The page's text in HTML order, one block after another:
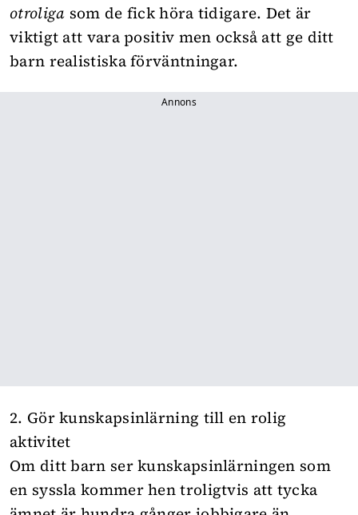
otroliga som de fick höra tidigare. Det är
viktigt att vara positiv men också att ge ditt
barn realistiska förväntningar.
Annons
2. Gör kunskapsinlärning till en rolig
aktivitet
Om ditt barn ser kunskapsinlärningen som
en syssla kommer hen troligtvis att tycka